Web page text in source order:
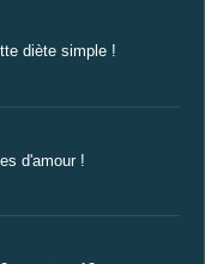
diète simple !
d'amour !